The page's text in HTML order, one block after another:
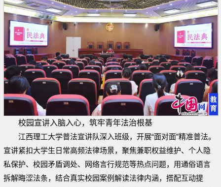
校园宣讲入脑入心，筑牢青年法治根基
江西理工大学普法宣讲队深入班级，开展“面对面”精准普法。
宣讲紧扣大学生日常高频法律场景，聚焦兼职权益维护、个人隐
私保护、校园矛盾调处、网络言行规范等热点问题，用通俗语言
拆解晦涩法条，结合真实校园案例解读法律内涵，搭配互动提